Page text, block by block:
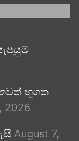
භූගත
2026
August 7,